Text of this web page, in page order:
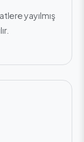
yayılmış